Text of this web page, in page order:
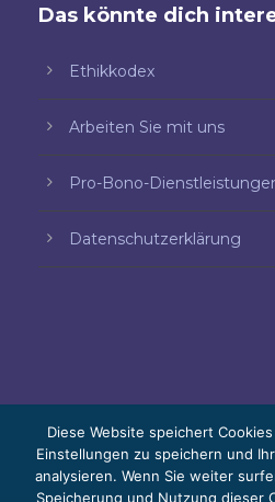
Das könnte dich
Ethikkodex
Arbeiten Sie mit uns
Pro-Bono-
Datenschutzerklärung
© 2026 Bello, Gallardo,
Diese Website speichert
Einstellungen zu speichern und
analysieren. Wenn Sie weiter
Speicherung und Nutzung dieser